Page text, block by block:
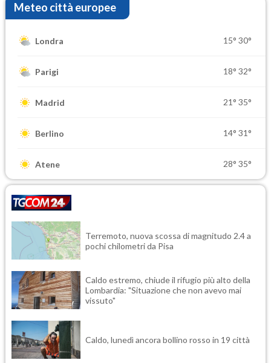
Meteo città europee
Londra 15° 30°
Parigi 18° 32°
Madrid 21° 35°
Berlino 14° 31°
Atene 28° 35°
Terremoto, nuova scossa di magnitudo 2.4 a
pochi chilometri da Pisa
Caldo estremo, chiude il rifugio più alto della
Lombardia: "Situazione che non avevo mai
vissuto"
Caldo, lunedì ancora bollino rosso in 19 città